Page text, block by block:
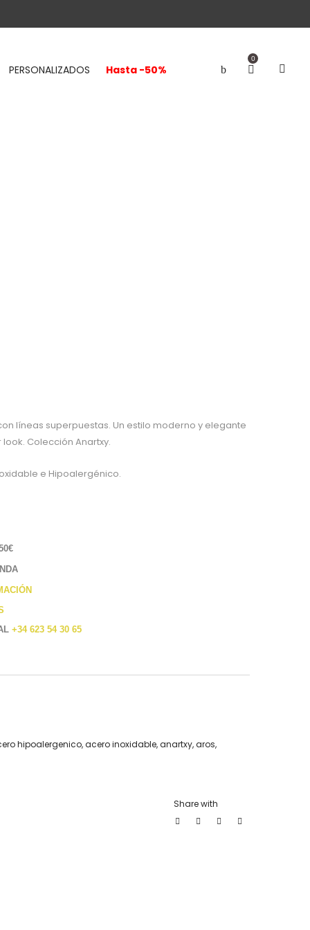
0
PERSONALIZADOS
Hasta -50%
líneas superpuestas. Un estilo moderno y elegante
Colección Anartxy.
e Hipoalergénico.
+34 623 54 30 65
hipoalergenico,acero inoxidable,anartxy,aros,
Share with